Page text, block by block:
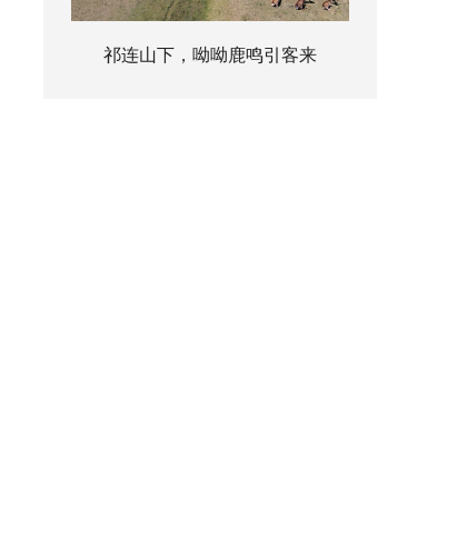
祁连山下，呦呦鹿鸣引客来